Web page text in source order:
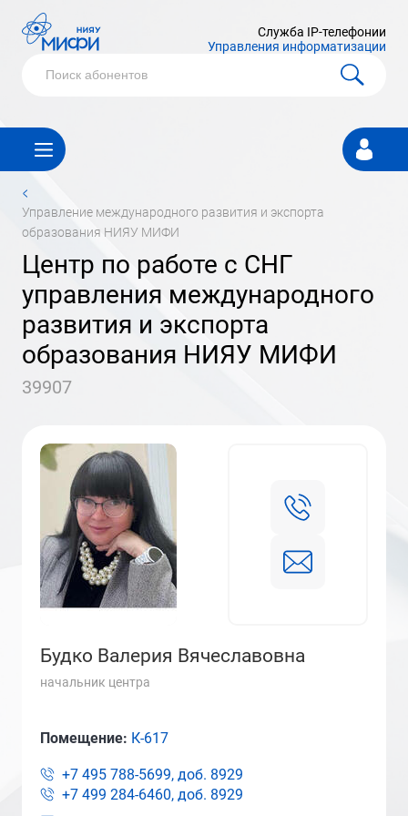
Служба IP-телефонии
Управления информатизации
Личный
кабинет
<
управление международного развития и экспорта
образования НИЯУ МИФИ
центр по работе с СНГ
управления международного
развития и экспорта
образования НИЯУ МИФИ
39907
Будко Валерия Вячеславовна
начальник центра
Помещение: К-617
+7 495 788-5699, доб. 8929
+7 499 284-6460, доб. 8929